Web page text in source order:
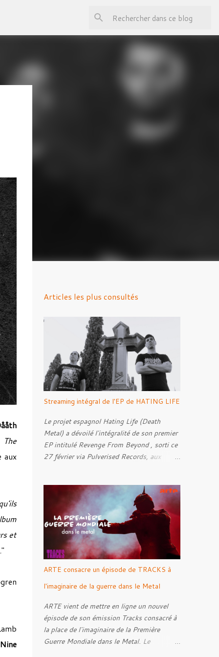
The
aux
et
"
Articles les plus consultés
Streaming intégral de l'EP de HATING LIFE
Le projet espagnol Hating Life (Death
Metal) a dévoilé l'intégralité de son premier
EP intitulé Revenge From Beyond , sorti ce
27 février via Pulverised Records, aux
et mixé par Santi et l'artwork a été réalisé
par Luxi Lahtinen. Tracklist: 01. Into The
Grave 02. The Eternal Embrace 03. A
Somber Night 04. Rebellion Against The
Vile 05. Revenge From Beyond 06. The
Sense Of Fear
ARTE consacre un épisode de TRACKS à
l'imaginaire de la guerre dans le Metal
ARTE vient de mettre en ligne un nouvel
épisode de son émission Tracks consacré à
la place de l'imaginaire de la Première
Guerre Mondiale dans le Metal. Le